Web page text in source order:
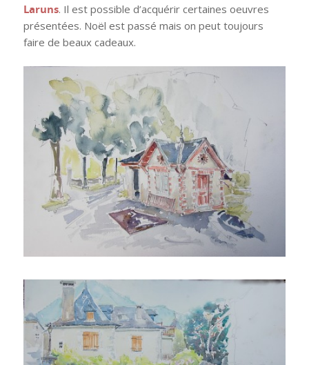
Laruns. Il est possible d’acquérir certaines oeuvres
présentées. Noël est passé mais on peut toujours
faire de beaux cadeaux.